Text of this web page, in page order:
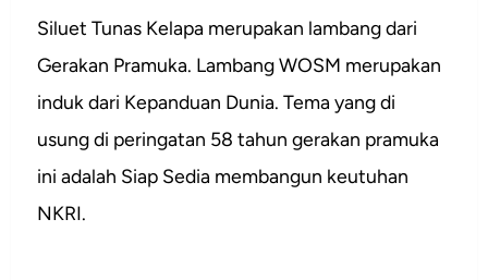
Siluet Tunas Kelapa merupakan lambang dari
Gerakan Pramuka. Lambang WOSM merupakan
induk dari Kepanduan Dunia. Tema yang di
usung di peringatan 58 tahun gerakan pramuka
ini adalah Siap Sedia membangun keutuhan
NKRI.